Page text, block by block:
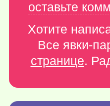
оставьте
Хотите
Все явки-
странице.